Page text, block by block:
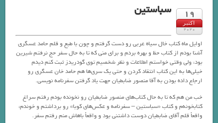
19
اکتبر
2020
سباستین
اوایل ماه کتاب خال سیاه عربی رو دست گرفتم و چون با طبع و قلم حامد عسگری
آشنا بودم از کتاب حظ و بهره بردم و برای منی که تا به حال سفر حج نرفتم شیرین
بود، ولی وقتی خواستم اطلاعات و نظر شخصیم توی گودریدز ثبت کنم دیدم
خیلی‌ها به این کتاب انتقاد کردن و حتی یک سری‌ها هم حامد خان عسگری رو
ارجاع داده بودن به آقا منصور ضابطیان جهت یاد گرفتن سفرنامه نویسی.
خب من هم که تا به حال کتاب‌های منصور ضابطیان رو نخونده بودم رفتم سراغ
کتابخونه‌م و کتاب «سباستین – سفرنامه و عکس‌های کوبا» رو برداشتم و خوندم،
واقعاً قلم آقای ضابطیان دوست داشتنی بود و واقعاً باهاش منم رفتم سفر.